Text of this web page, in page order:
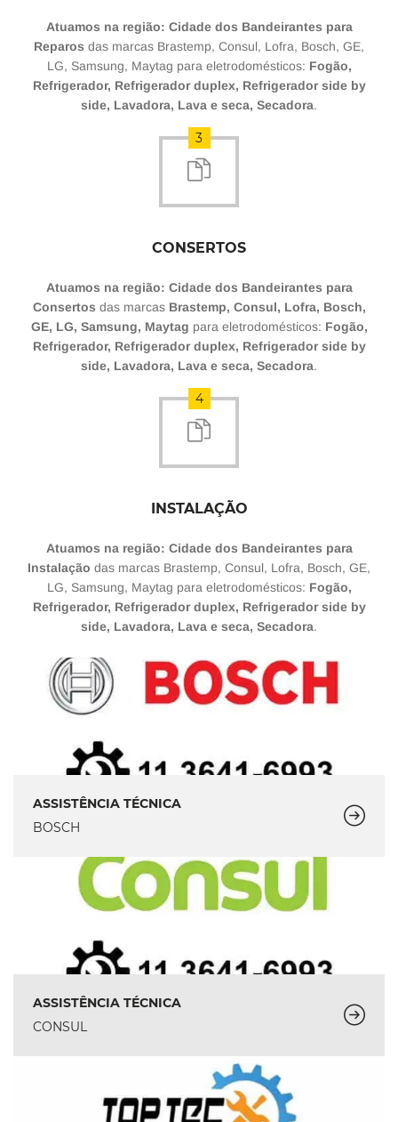
Atuamos na região: Cidade dos Bandeirantes para
Reparos das marcas Brastemp, Consul, Lofra, Bosch, GE,
LG, Samsung, Maytag para eletrodomésticos: Fogão,
Refrigerador, Refrigerador duplex, Refrigerador side by
side, Lavadora, Lava e seca, Secadora.
3
CONSERTOS
Atuamos na região: Cidade dos Bandeirantes para
Consertos das marcas Brastemp, Consul, Lofra, Bosch,
GE, LG, Samsung, Maytag para eletrodomésticos: Fogão,
Refrigerador, Refrigerador duplex, Refrigerador side by
side, Lavadora, Lava e seca, Secadora.
4
INSTALAÇÃO
Atuamos na região: Cidade dos Bandeirantes para
Instalação das marcas Brastemp, Consul, Lofra, Bosch, GE,
LG, Samsung, Maytag para eletrodomésticos: Fogão,
Refrigerador, Refrigerador duplex, Refrigerador side by
side, Lavadora, Lava e seca, Secadora.
ASSISTÊNCIA TÉCNICA
BOSCH
ASSISTÊNCIA TÉCNICA
CONSUL